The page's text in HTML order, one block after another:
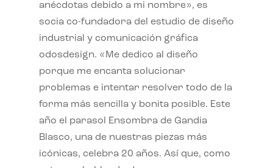
anécdotas debido a mi nombre», es
socia co-fundadora del estudio de diseño
industrial y comunicación gráfica
odosdesign. «Me dedico al diseño
porque me encanta solucionar
problemas e intentar resolver todo de la
forma más sencilla y bonita posible. Este
año el parasol Ensombra de Gandia
Blasco, una de nuestras piezas más
icónicas, celebra 20 años. Así que, como